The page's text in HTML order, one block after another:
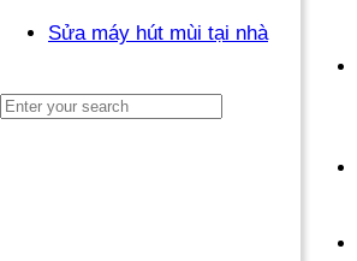
Sửa máy hút mùi tại nhà